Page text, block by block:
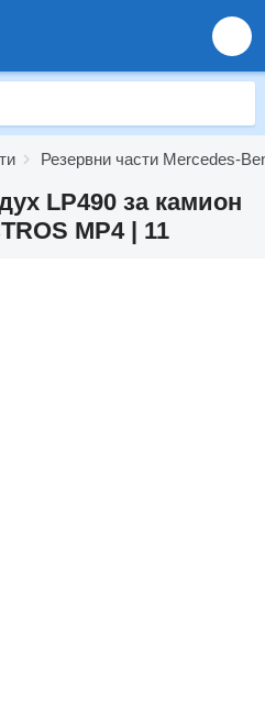
Резервни части Mercedes-
LP490 за камион
MP4 | 11